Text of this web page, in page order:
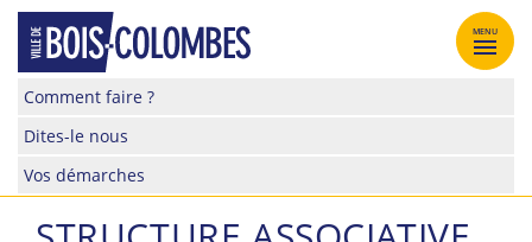
Skip
content
Site
de
la
Comment faire ?
Dites-le nous
Vos démarches
MENU